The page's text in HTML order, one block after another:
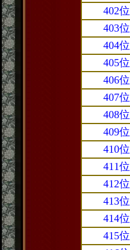
402位
403位
404位
405位
406位
407位
408位
409位
410位
411位
412位
413位
414位
415位